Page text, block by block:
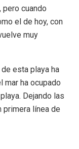
cuando
el de hoy, con
muy
esta playa ha
mar ha ocupado
Dejando las
primera línea de